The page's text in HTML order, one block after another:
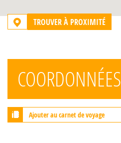
TROUVER À PROXIMITÉ
COORDONNÉES
Ajouter au carnet de voyage